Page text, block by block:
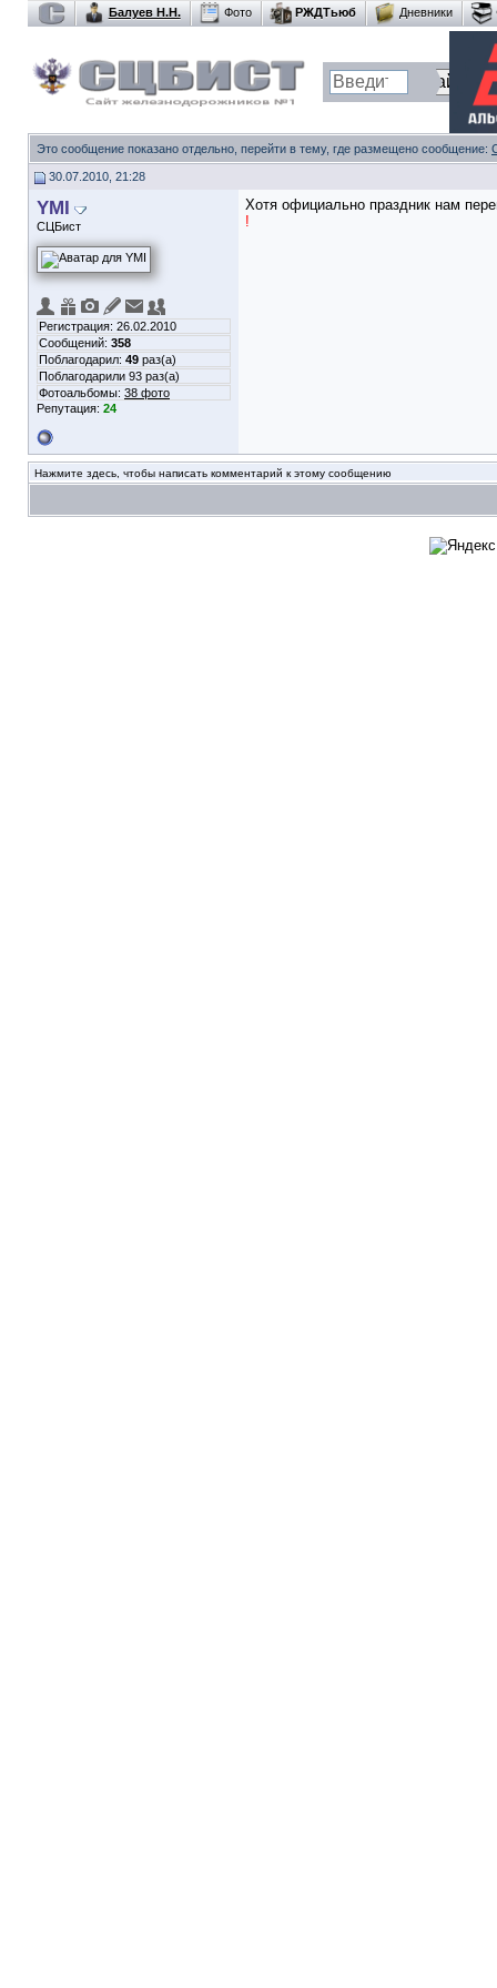
Балуев Н.Н. Фото РЖДТьюб Дневники
Это сообщение показано отдельно, перейти в тему, где размещено сообщение:
30.07.2010, 21:28
YMI
СЦБист
Регистрация: 26.02.2010
Сообщений: 358
Поблагодарил: 49 раз(а)
Поблагодарили 93 раз(а)
Фотоальбомы: 38 фото
Репутация: 24
Хотя официально праздник нам
!
Нажмите здесь, чтобы написать комментарий к этому сообщению